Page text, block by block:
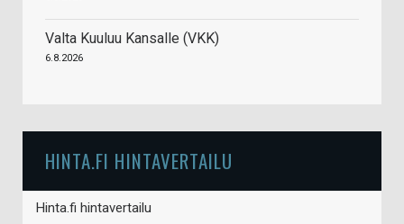
Valta Kuuluu Kansalle (VKK)
6.8.2026
HINTA.FI HINTAVERTAILU
Hinta.fi hintavertailu